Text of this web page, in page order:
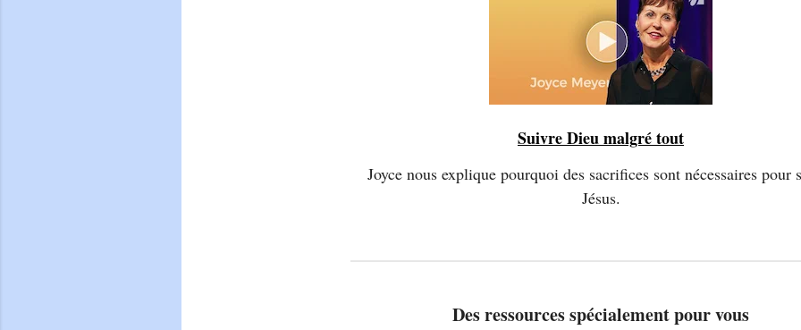
Suivre Dieu malgré tout
Joyce nous explique pourquoi des sacrifices sont nécessaires pour
Jésus.
Des ressources spécialement pour vous